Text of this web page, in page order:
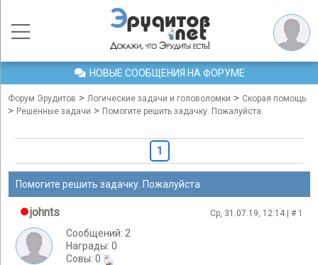
НОВЫЕ СООБЩЕНИЯ НА ФОРУМЕ
Форум Эрудитов > Логические задачи и головоломки > Скорая помощь
> Решенные задачи > Помогите решить задачку. Пожалуйста
1
Помогите решить задачку. Пожалуйста
johnts Ср, 31.07.19, 12:14 | # 1
Сообщений: 2
Награды: 0
Cовы: 0